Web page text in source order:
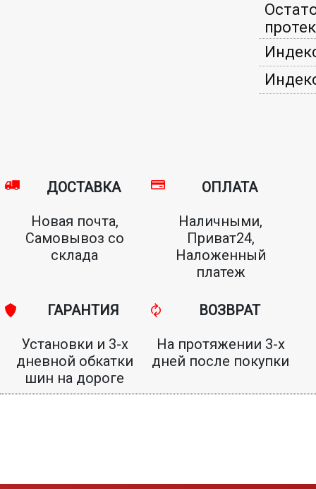
ДОСТАВКА
Новая почта,
Самовывоз со
склада
ОПЛАТА
Наличными,
Приват24,
Наложенный
платеж
ГАРАНТИЯ
Установки и 3-х
дневной обкатки
шин на дороге
ВОЗВРАТ
На протяжении 3-х
дней после покупки